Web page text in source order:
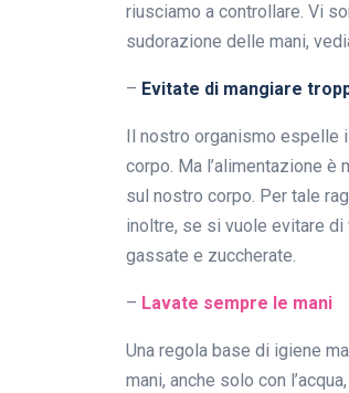
riusciamo a controllare. Vi
sudorazione delle mani,
– Evitate di mangiare
Il nostro organismo
corpo. Ma l’alimentazione
sul nostro corpo. Per tale
inoltre, se si vuole evitare
gassate e zuccherate.
– Lavate sempre le mani
Una regola base di igiene
mani, anche solo con